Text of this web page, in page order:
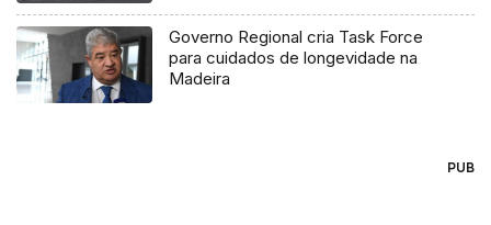
Governo Regional cria Task Force
para cuidados de longevidade na
Madeira
PUB